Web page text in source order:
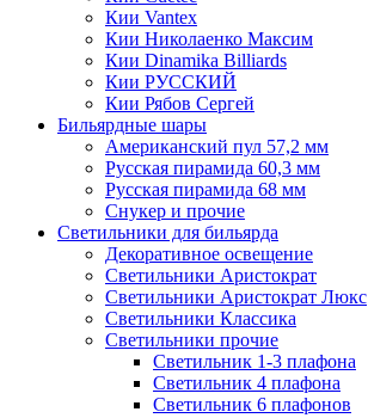
Кии Vantex
Кии Николаенко Максим
Кии Dinamika Billiards
Кии РУССКИЙ
Кии Рябов Сергей
Бильярдные шары
Американский пул 57,2 мм
Русская пирамида 60,3 мм
Русская пирамида 68 мм
Снукер и прочие
Светильники для бильярда
Декоративное освещение
Светильники Аристократ
Светильники Аристократ Люкс
Светильники Классика
Светильники прочие
Светильник 1-3 плафона
Светильник 4 плафона
Светильник 6 плафонов